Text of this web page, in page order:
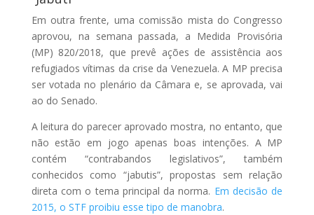
Em outra frente, uma comissão mista do Congresso
aprovou, na semana passada, a Medida Provisória
(MP) 820/2018, que prevê ações de assistência aos
refugiados vítimas da crise da Venezuela. A MP precisa
ser votada no plenário da Câmara e, se aprovada, vai
ao do Senado.
A leitura do parecer aprovado mostra, no entanto, que
não estão em jogo apenas boas intenções. A MP
contém “contrabandos legislativos”, também
conhecidos como “jabutis”, propostas sem relação
direta com o tema principal da norma. Em decisão de
2015, o STF proibiu esse tipo de manobra.